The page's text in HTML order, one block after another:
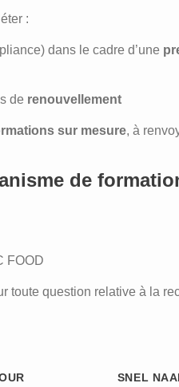
:
dans le cadre d’une
de renouvellement
sur mesure, à
de
FOOD
toute question relative à la
SNEL